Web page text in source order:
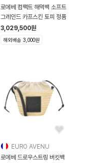
로에베 컴팩트 해먹백 소프트
그레인드 카프스킨 토피 정품
3,029,500원
해외배송 3,000원
EURO AVENU
로에베 드로우스트링 버킷백